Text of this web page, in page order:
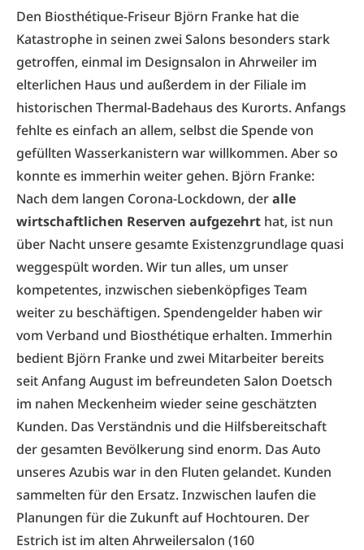
Den Biosthétique-Friseur Björn Franke hat die
Katastrophe in seinen zwei Salons besonders stark
getroffen, einmal im Designsalon in Ahrweiler im
elterlichen Haus und außerdem in der Filiale im
historischen Thermal-Badehaus des Kurorts. Anfangs
fehlte es einfach an allem, selbst die Spende von
gefüllten Wasserkanistern war willkommen. Aber so
konnte es immerhin weiter gehen. Björn Franke:
Nach dem langen Corona-Lockdown, deralle
wirtschaftlichen Reserven aufgezehrt hat, ist nun
über Nacht unsere gesamte Existenzgrundlage quasi
weggespült worden. Wir tun alles, um unser
kompetentes, inzwischen siebenköpfiges Team
weiter zu beschäftigen. Spendengelder haben wir
vom Verband und Biosthétique erhalten. Immerhin
bedient Björn Franke und zwei Mitarbeiter bereits
seit Anfang August im befreundeten Salon Doetsch
im nahen Meckenheim wieder seine geschätzten
Kunden. Das Verständnis und die Hilfsbereitschaft
der gesamten Bevölkerung sind enorm. Das Auto
unseres Azubis war in den Fluten gelandet. Kunden
sammelten für den Ersatz. Inzwischen laufen die
Planungen für die Zukunft auf Hochtouren. Der
Estrich ist im alten Ahrweilersalon (160